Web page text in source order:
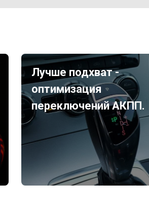
Лучше подхват -
оптимизация
переключений АКПП.